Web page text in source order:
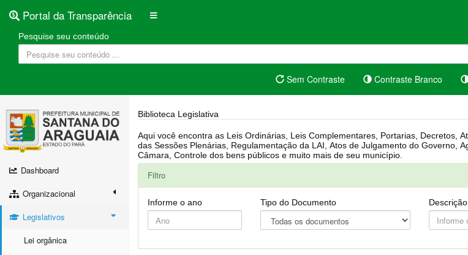
Portal da Transparência
Pesquise seu conteúdo
Sem Contraste Contraste Branco
Dashboard
Organizacional
Legislativos
Lei orgânica
Biblioteca Legislativa
Aqui você encontra as Leis Ordinárias, Leis Complementares, Portarias, Decretos, Atas, PPA, LDO, LOA, RREO, Resoluções, RGF, Lei Orgânica, Regimento Interno, Pauta
das Sessões Plenárias, Regulamentação da LAI, Atos de Julgamento do Governo, Agenda Externa do presidente, Relatório do Controle Interno, Projetos em tramitação na
Câmara, Controle dos bens públicos e muito mais de seu município.
Filtro
Informe o ano Tipo do Documento Descrição